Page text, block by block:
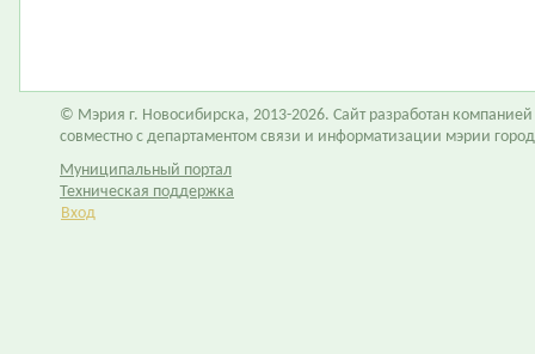
© Мэрия г. Новосибирска, 2013-2026. Сайт разработан компанией
совместно с департаментом связи и информатизации мэрии
Муниципальный портал
Техническая поддержка
Вход